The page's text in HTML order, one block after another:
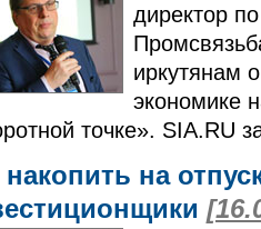
директор
иркутянам
экономике
точке». SIA.RU
накопить на